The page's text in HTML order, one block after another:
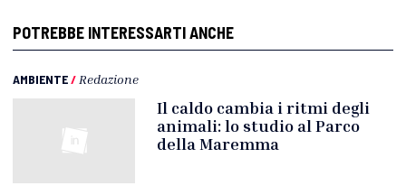
POTREBBE INTERESSARTI ANCHE
AMBIENTE/ Redazione
Il caldo cambia i ritmi degli
animali: lo studio al Parco
della Maremma